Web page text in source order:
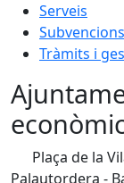
Serveis
Subvencions
Tràmits i
Plaça de la
Palautordera -